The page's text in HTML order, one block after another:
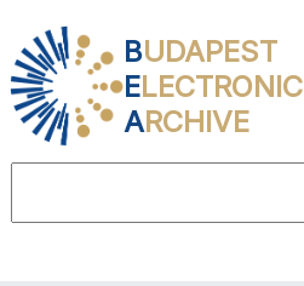
BUDAPEST
ELECTRONIC
ARCHIVE